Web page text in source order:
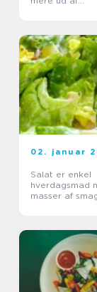
02. januar
Salat er enkel
hverdagsmad
masser af